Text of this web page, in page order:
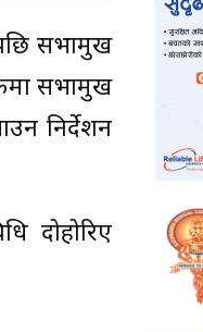
सभामुख
सभामुख
निर्देशन
दोहोरिए